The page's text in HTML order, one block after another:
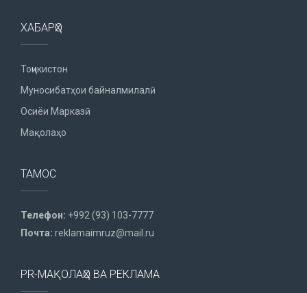
ХАБАРҲО
Тоҷикистон
Муносибатҳои байналмилалӣ
Осиёи Марказӣ
Мақолаҳо
ТАМОС
Телефон: +992 (93) 103-7777
Почта: reklamaimruz@mail.ru
PR-МАҚОЛАҲО ВА РЕКЛАМА